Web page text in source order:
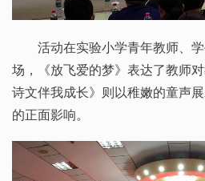
活动在实验小学青年教师、
场，《放飞爱的梦》表达了教师
诗文伴我成长》则以稚嫩的童声
的正面影响。